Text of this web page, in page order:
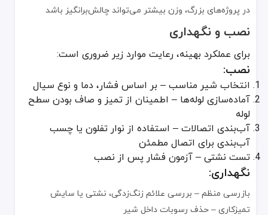
الزامات کاربرد – دما، فشار و نوع سیال
جنس و دوام – متریال باکیفیت برای طول عمر بالا
گواهینامه‌ها و انطباق با استانداردها
محدوده فشار و دما
هزینه و دسترسی در بازار
چالش‌های رایج و راهکارها
مشکل نشتی – استفاده از آب‌بندی و نصب صحیح
خوردگی – انتخاب شیر برنجی یا فولاد ضدزنگ با کیفیت بالا
افت فشار – انتخاب سایز مناسب برای جلوگیری از اختلال جریان
تأثیرات زیست‌محیطی و پایداری
برنج قابلیت بازیافت دارد و بسیاری از تولیدکنندگان از
در پروژه‌های بزرگ، وزن بیشتر می‌تواند چالش‌برانگیز باشد
نصب و نگهداری
برای عملکرد بهینه، رعایت موارد زیر ضروری است:
نصب:
انتخاب شیر مناسب – بر اساس فشار، دما و نوع سیال
آماده‌سازی لوله‌ها – اطمینان از تمیز و صاف بودن سطح
لوله
آب‌بندی اتصالات – استفاده از نوار تفلون یا چسب
آب‌بندی برای اتصال مطمئن
تست نشتی – آزمون فشار پس از نصب
نگهداری:
بازرسی منظم – بررسی علائم زنگ‌زدگی، نشتی یا سایش
تمیزکاری – حذف رسوبات داخل شیر